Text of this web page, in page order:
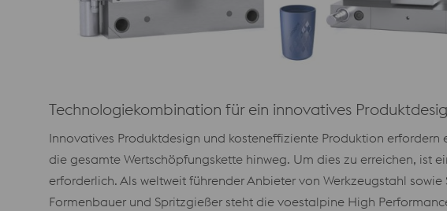
Technologiekombination für ein innovatives
Innovatives Produktdesign und kosteneffiziente Produktion
die gesamte Wertschöpfungskette hinweg. Um dies zu erreichen, ist
erforderlich. Als weltweit führender Anbieter von Werkzeugstahl
Formenbauer und Spritzgießer steht die voestalpine High